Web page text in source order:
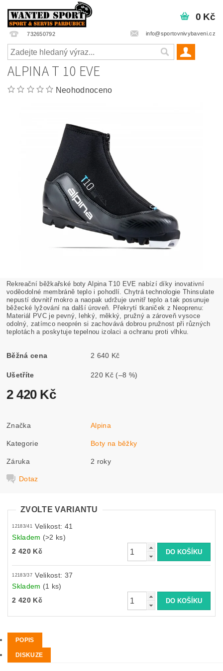
732650792 info@sportovnivybaveni.cz
0 Kč
ALPINA T 10 EVE
Neohodnoceno
Rekreační běžkařské boty Alpina T10 EVE nabízí díky inovativní
voděodolné membráně teplo i pohodlí. Chytrá technologie Thinsulate
nepustí dovnitř mokro a naopak udržuje uvnitř teplo a tak posunuje
běžecké lyžování na další úroveň. Překrytí tkaniček z Neoprenu:
Materiál PVC je pevný, lehký, měkký, pružný a zároveň vysoce
odolný, zatímco neoprén si zachovává dobrou pružnost při různých
teplotách a poskytuje tepelnou izolaci a ochranu proti vlhku.
Běžná cena 2 640 Kč
Ušetříte 220 Kč (–8 %)
2 420 Kč
Značka Alpina
Kategorie Boty na běžky
Záruka 2 roky
Dotaz
ZVOLTE VARIANTU
12183/41 Velikost: 41
Skladem (>2 ks)
2 420 Kč
12183/37 Velikost: 37
Skladem (1 ks)
2 420 Kč
POPIS
DISKUZE